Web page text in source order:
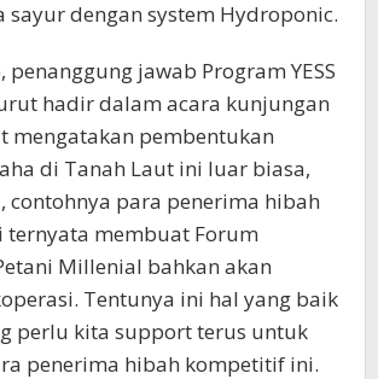
sayur dengan system Hydroponic.
penanggung jawab Program YESS
hadir dalam acara kunjungan
mengatakan pembentukan
di Tanah Laut ini luar biasa,
contohnya para penerima hibah
membuat Forum
Millenial bahkan akan
Tentunya ini hal yang baik
perlu kita support terus untuk
penerima hibah kompetitif ini.